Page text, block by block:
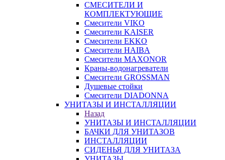
СМЕСИТЕЛИ И
КОМПЛЕКТУЮЩИЕ
Смесители VIKO
Смесители KAISER
Смесители EKKO
Смесители HAIBA
Смесители MAXONOR
Краны-водонагреватели
Смесители GROSSMAN
Душевые стойки
Смесители DIADONNA
УНИТАЗЫ И ИНСТАЛЛЯЦИИ
Назад
УНИТАЗЫ И ИНСТАЛЛЯЦИИ
БАЧКИ ДЛЯ УНИТАЗОВ
ИНСТАЛЛЯЦИИ
СИДЕНЬЯ ДЛЯ УНИТАЗА